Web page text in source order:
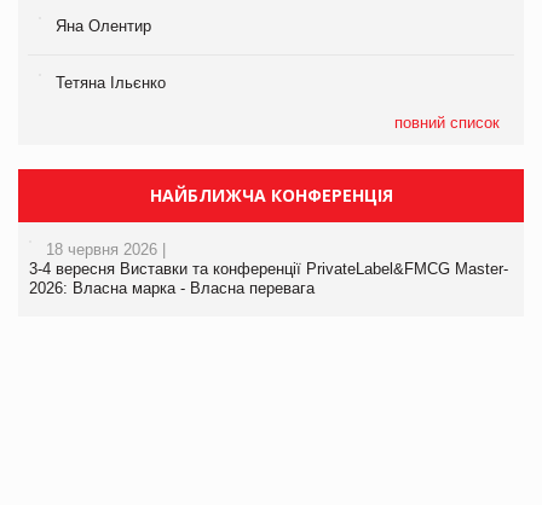
Яна Олентир
Тетяна Ільєнко
повний список
НАЙБЛИЖЧА КОНФЕРЕНЦІЯ
18 червня 2026 |
3-4 вересня Виставки та конференції PrivateLabel&FMCG Master-
2026: Власна марка - Власна перевага